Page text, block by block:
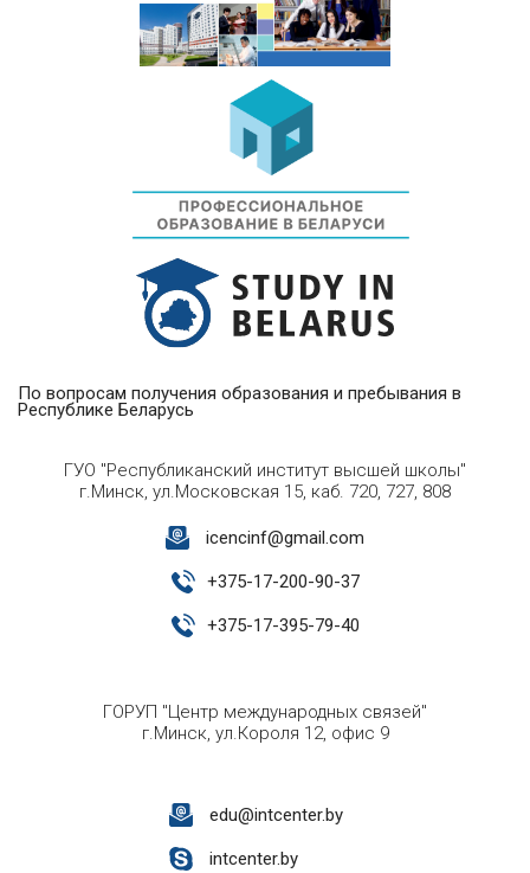
По вопросам получения образования и пребывания в
Республике Беларусь
ГУО "Республиканский институт высшей школы"
г.Минск, ул.Московская 15, каб. 720, 727, 808
icencinf@gmail.com
+375-17-200-90-37
+375-17-395-79-40
ГОРУП "Центр международных связей"
г.Минск, ул.Короля 12, офис 9
edu@intcenter.by
intcenter.by